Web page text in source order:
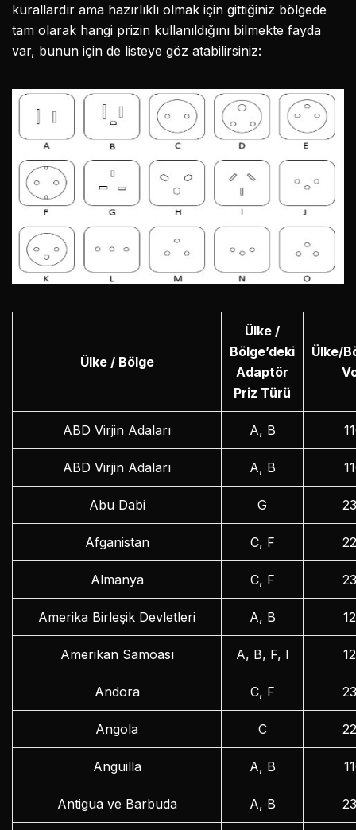
kurallardır ama hazırlıklı olmak için gittiğiniz bölgede
tam olarak hangi prizin kullanıldığını bilmekte fayda
var, bunun için de listeye göz atabilirsiniz:
Ülke / Bölge
Ülke /
Bölge’deki
Adaptör
Priz Türü
Ülke/
ABD Virjin Adaları A, B
ABD Virjin Adaları A, B
Abu Dabi G
Afganistan C, F
Almanya C, F
Amerika Birleşik Devletleri A, B
Amerikan Samoası A, B, F, I
Andora C, F
Angola C
Anguilla A, B
Antigua ve Barbuda A, B